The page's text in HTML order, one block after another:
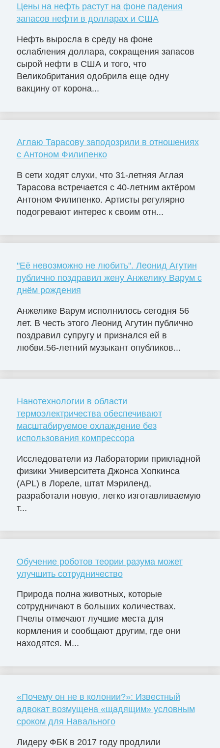
Цены на нефть растут на фоне падения
запасов нефти в долларах и США
Нефть выросла в среду на фоне
ослабления доллара, сокращения запасов
сырой нефти в США и того, что
Великобритания одобрила еще одну
вакцину от корона...
Аглаю Тарасову заподозрили в отношениях
с Антоном Филипенко
В сети ходят слухи, что 31-летняя Аглая
Тарасова встречается с 40-летним актёром
Антоном Филипенко. Артисты регулярно
подогревают интерес к своим отн...
"Её невозможно не любить". Леонид Агутин
публично поздравил жену Анжелику Варум с
днём рождения
Анжелике Варум исполнилось сегодня 56
лет. В честь этого Леонид Агутин публично
поздравил супругу и признался ей в
любви.56-летний музыкант опубликов...
Нанотехнологии в области
термоэлектричества обеспечивают
масштабируемое охлаждение без
использования компрессора
Исследователи из Лаборатории прикладной
физики Университета Джонса Хопкинса
(APL) в Лореле, штат Мэриленд,
разработали новую, легко изготавливаемую
т...
Обучение роботов теории разума может
улучшить сотрудничество
Природа полна животных, которые
сотрудничают в больших количествах.
Пчелы отмечают лучшие места для
кормления и сообщают другим, где они
находятся. М...
«Почему он не в колонии?»: Известный
адвокат возмущена «щадящим» условным
сроком для Навального
Лидеру ФБК в 2017 году продлили